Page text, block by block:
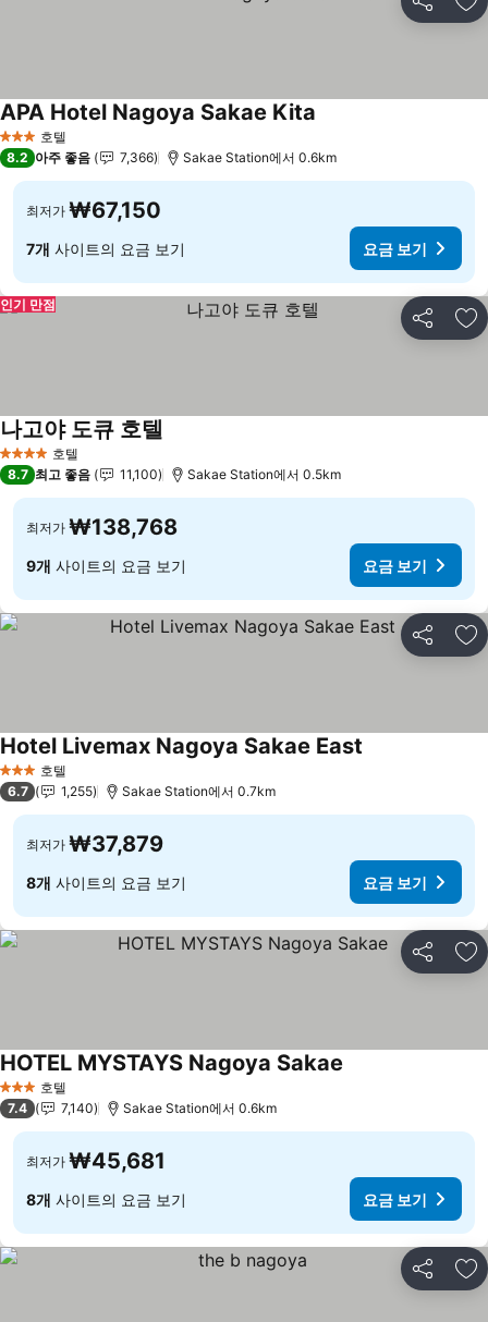
공유 즐
3 성급 호텔
APA Hotel Nagoya Sakae Kita
8.2 아주 좋음 7,366 Sakae Station에서 0.6km
최저가 ₩67,150
7개 사이트의 요금 보기 요금 보기
공유 즐
인기 만점
4 성급 호텔
나고야 도큐 호텔
8.7 최고 좋음 11,100 Sakae Station에서 0.5km
최저가 ₩138,768
9개 사이트의 요금 보기 요금 보기
공유 즐
3 성급 호텔
Hotel Livemax Nagoya Sakae East
6.7 1,255 Sakae Station에서 0.7km
최저가 ₩37,879
8개 사이트의 요금 보기 요금 보기
공유 즐
3 성급 호텔
HOTEL MYSTAYS Nagoya Sakae
7.4 7,140 Sakae Station에서 0.6km
최저가 ₩45,681
8개 사이트의 요금 보기 요금 보기
공유 즐